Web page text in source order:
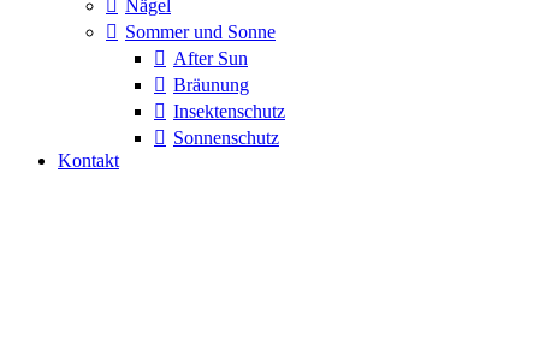
Nägel
Sommer und Sonne
After Sun
Bräunung
Insektenschutz
Sonnenschutz
Kontakt